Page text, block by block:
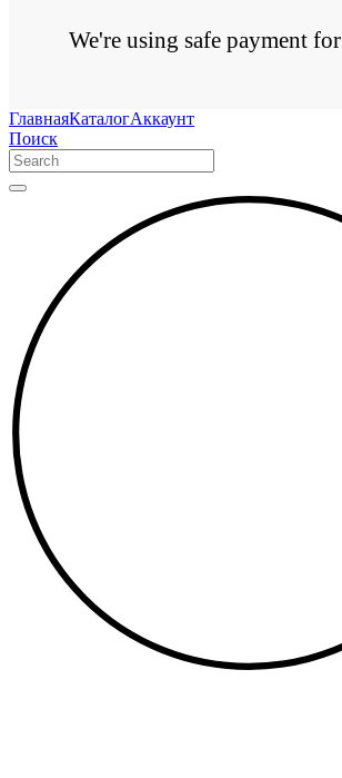
We're using safe payment for
ГлавнаяКаталогАккаунт
Поиск